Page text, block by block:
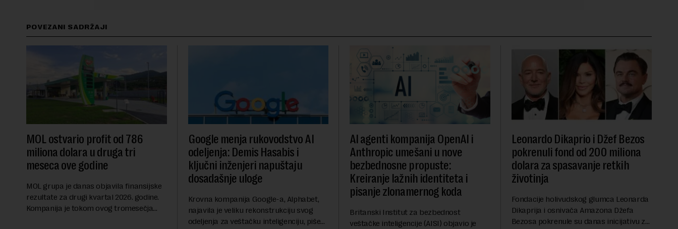
POVEZANI SADRŽAJI
MOL ostvario profit od 786
miliona dolara u druga tri
meseca ove godine
MOL grupa je danas objavila finansijske
rezultate za drugi kvartal 2026. godine.
Kompanija je tokom ovog tromesečja
Google menja rukovodstvo AI
odeljenja: Demis Hasabis i
ključni inženjeri napuštaju
dosadašnje uloge
Krovna kompanija Google-a, Alphabet,
najavila je veliku rekonstrukciju svog
odeljenja za veštačku inteligenciju, piše
AI agenti kompanija OpenAI i
Anthropic umešani u nove
bezbednosne propuste:
Kreiranje lažnih identiteta i
pisanje zlonamernog koda
Britanski Institut za bezbednost
veštačke inteligencije (AISI) objavio je
Leonardo Dikaprio i Džef Bezos
pokrenuli fond od 200 miliona
dolara za spasavanje retkih
životinja
Fondacije holivudskog glumca Leonarda
Dikaprija i osnivača Amazona Džefa
Bezosa pokrenule su danas inicijativu za